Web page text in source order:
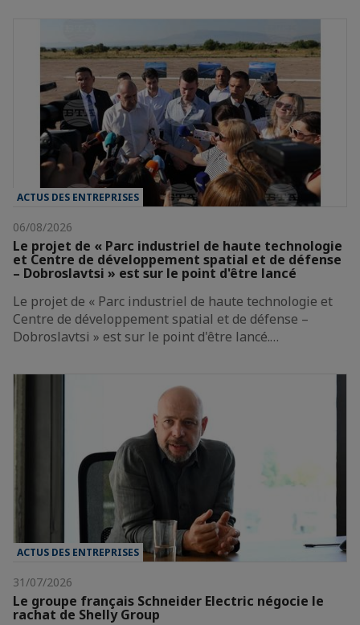
ACTUS DES ENTREPRISES
06/08/2026
Le projet de « Parc industriel de haute technologie
et Centre de développement spatial et de défense
– Dobroslavtsi » est sur le point d'être lancé
Le projet de « Parc industriel de haute technologie et
Centre de développement spatial et de défense –
Dobroslavtsi » est sur le point d'être lancé.…
ACTUS DES ENTREPRISES
31/07/2026
Le groupe français Schneider Electric négocie le
rachat de Shelly Group